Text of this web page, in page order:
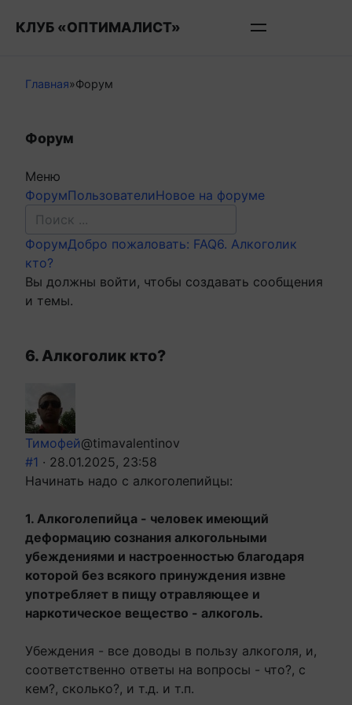
КЛУБ «ОПТИМАЛИСТ»
Главная»Форум
Форум
Меню
Навигация
Форума
ФорумПользователиНовое на форуме
Форум
breadcrumbs
-
Вы
ФорумДобро пожаловать: FAQ6. Алкоголик
кто?
Вы должны войти, чтобы создавать сообщения
и темы.
6. Алкоголик кто?
Тимофей@timavalentinov
#1 · 28.01.2025, 23:58
Начинать надо с алкоголепийцы:
1. Алкоголепийца - человек имеющий
деформацию сознания алкогольными
убеждениями и настроенностью благодаря
которой без всякого принуждения извне
употребляет в пищу отравляющее и
наркотическое вещество - алкоголь.
Убеждения - все доводы в пользу алкоголя, и,
соответственно ответы на вопросы - что?, с
кем?, сколько?, и т.д. и т.п.